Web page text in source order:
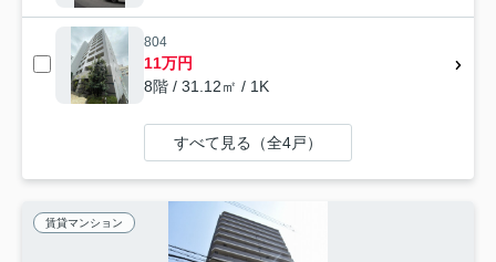
804
11万円
8階 / 31.12㎡ / 1K
すべて見る（全4戸）
賃貸マンション